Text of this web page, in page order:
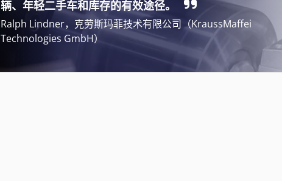
Fz 0
Pruner King
辆、年轻二手车和库存的有效途径。
Ralph Lindner，克劳斯玛菲技术有限公司（KraussMaffei
Technologies GmbH）